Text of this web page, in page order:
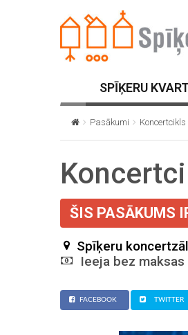
SPĪĶERU
Pasākumi
ŠIS PASĀKUMS
Spīķeru
Ieeja bez maksas
FACEBOOK TWITTER